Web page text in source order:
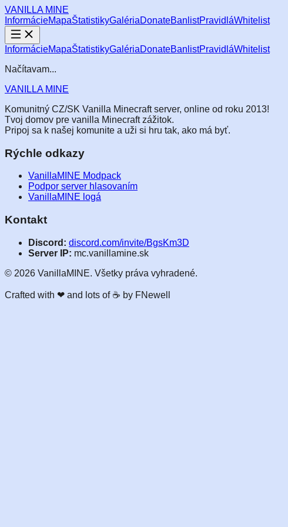
VANILLA MINE
InformácieMapaŠtatistikyGalériaDonateBanlistPravidláWhitelist
InformácieMapaŠtatistikyGalériaDonateBanlistPravidláWhitelist
Načítavam...
VANILLA MINE
Komunitný CZ/SK Vanilla Minecraft server, online od roku 2013!
Tvoj domov pre vanilla Minecraft zážitok.
Pripoj sa k našej komunite a uži si hru tak, ako má byť.
Rýchle odkazy
VanillaMINE Modpack
Podpor server hlasovaním
VanillaMINE logá
Kontakt
Discord: discord.com/invite/BgsKm3D
Server IP: mc.vanillamine.sk
© 2026 VanillaMINE. Všetky práva vyhradené.
Crafted with ❤ and lots of ☕ by FNewell